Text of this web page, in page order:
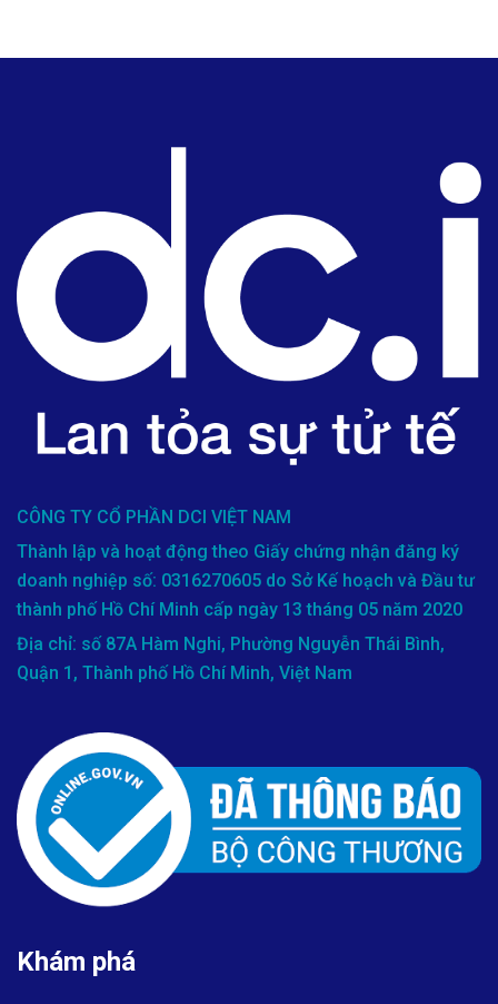
CÔNG TY CỔ PHẦN DCI VIỆT NAM
Thành lập và hoạt động theo Giấy chứng nhận đăng ký
doanh nghiệp số: 0316270605 do Sở Kế hoạch và Đầu tư
thành phố Hồ Chí Minh cấp ngày 13 tháng 05 năm 2020
Địa chỉ: số 87A Hàm Nghi, Phường Nguyễn Thái Bình,
Quận 1, Thành phố Hồ Chí Minh, Việt Nam
Khám phá